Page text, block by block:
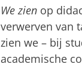
We zien op
verwerven van
zien we – bij
academische